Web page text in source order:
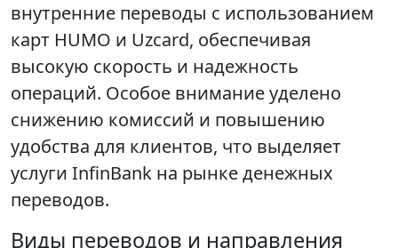
внутренние переводы с использованием
карт HUMO и Uzcard, обеспечивая
высокую скорость и надежность
операций. Особое внимание уделено
снижению комиссий и повышению
удобства для клиентов, что выделяет
услуги InfinBank на рынке денежных
переводов.
Виды переводов и направления